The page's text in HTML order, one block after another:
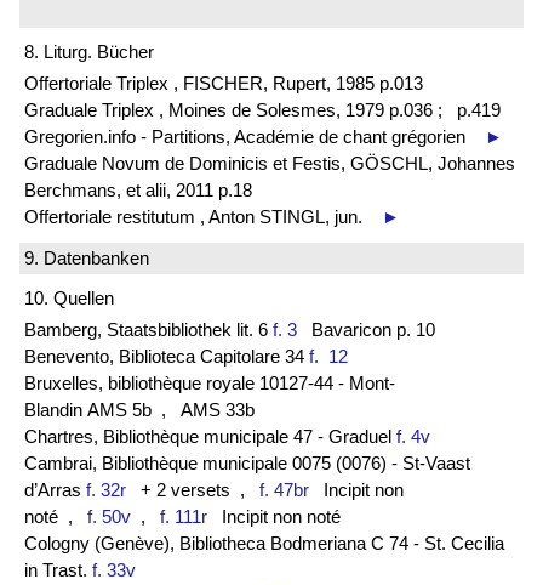
8. Liturg. Bücher
Offertoriale Triplex , FISCHER, Rupert, 1985 p.013
Graduale Triplex , Moines de Solesmes, 1979 p.036 ;
p.419
Gregorien.info - Partitions, Académie de chant grégorien
►
Graduale Novum de Dominicis et Festis, GÖSCHL, Johannes
Berchmans, et alii, 2011 p.18
Offertoriale restitutum , Anton STINGL, jun.
►
9. Datenbanken
10. Quellen
Bamberg, Staatsbibliothek lit. 6 f. 3 Bavaricon p. 10
Benevento, Biblioteca Capitolare 34 f. 12
Bruxelles, bibliothèque royale 10127-44 - Mont-
Blandin AMS 5b , AMS 33b
Chartres, Bibliothèque municipale 47 - Graduel f. 4v
Cambrai, Bibliothèque municipale 0075 (0076) - St-Vaast
d’Arras f. 32r + 2 versets , f. 47br Incipit non
noté , f. 50v , f. 111r Incipit non noté
Cologny (Genève), Bibliotheca Bodmeriana C 74 - St. Cecilia
in Trast. f. 33v